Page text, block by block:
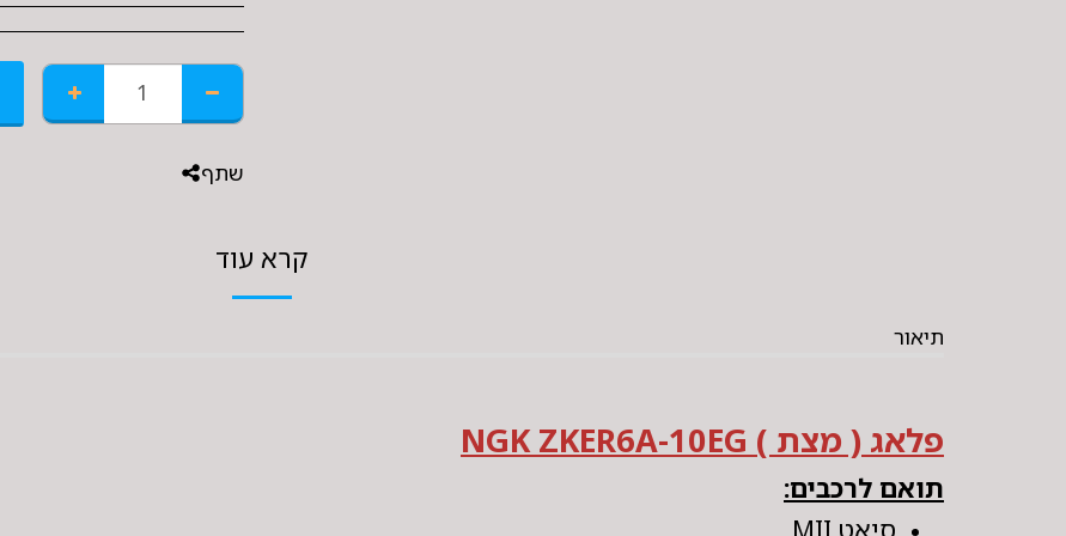
שתף
קרא עוד
תיאור
פלאג ( מצת ) NGK ZKER6A-10EG
תואם לרכבים: